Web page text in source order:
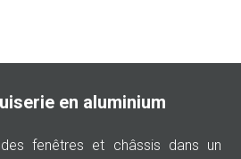
en aluminium
fenêtres et châssis dans un